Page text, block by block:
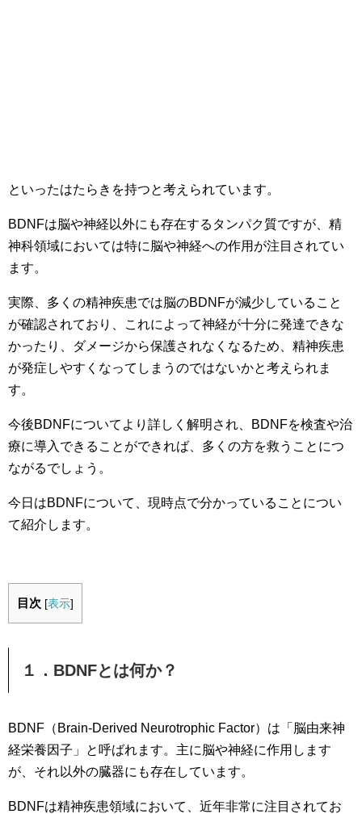
といったはたらきを持つと考えられています。
BDNFは脳や神経以外にも存在するタンパク質ですが、精
神科領域においては特に脳や神経への作用が注目されてい
ます。
実際、多くの精神疾患では脳のBDNFが減少していること
が確認されており、これによって神経が十分に発達できな
かったり、ダメージから保護されなくなるため、精神疾患
が発症しやすくなってしまうのではないかと考えられま
す。
今後BDNFについてより詳しく解明され、BDNFを検査や治
療に導入できることができれば、多くの方を救うことにつ
ながるでしょう。
今日はBDNFについて、現時点で分かっていることについ
て紹介します。
目次 [表示]
１．BDNFとは何か？
BDNF（Brain-Derived Neurotrophic Factor）は「脳由来神
経栄養因子」と呼ばれます。主に脳や神経に作用します
が、それ以外の臓器にも存在しています。
BDNFは精神疾患領域において、近年非常に注目されてお